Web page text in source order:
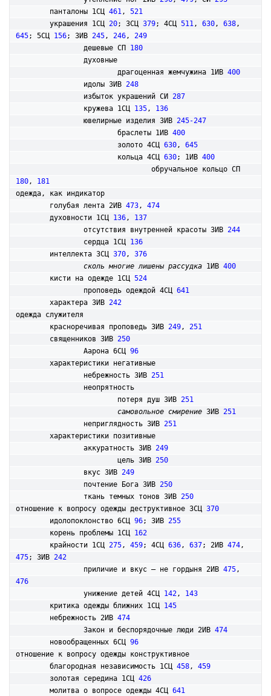
	панталоны 1СЦ
461, 521
	украшения 1СЦ
20; 3СЦ 379; 4СЦ 511, 630, 638
645; 5СЦ 156; 3ИВ 245, 246, 249
		дешевые СП
180
			драгоценная жемчужина 1ИВ
400
		идолы 3ИВ
248
		избыток украшений СИ
287
		кружева 1СЦ
135, 136
ювелирные изделия 3ИВ 245-247
			браслеты 1ИВ
400
			золото 4СЦ
630, 645
			кольца 4СЦ
630; 1ИВ 400
180, 181
одежда, как индикатор
	голубая лента 2ИВ
473, 474
	духовности 1СЦ
136, 137
		отсутствия внутренней красоты 3ИВ
244
		сердца 1СЦ
136
	интеллекта 3СЦ
370, 376
сколь многие лишены рассудка 1ИВ 400
	кисти на одежде 1СЦ
524
		проповедь одеждой 4СЦ
641
	характера 3ИВ
242
одежда служителя
	красноречивая проповедь 3ИВ
249, 251
	священников 3ИВ
250
		Аарона 6СЦ
96
		небрежность 3ИВ
251
			потеря душ 3ИВ
251
самовольное смирение 3ИВ 251
		неприглядность 3ИВ
251
		аккуратность 3ИВ
249
			цель 3ИВ
250
		вкус 3ИВ
249
		почтение Бога 3ИВ
250
		ткань темных тонов 3ИВ
250
отношение к вопросу одежды деструктивное 3СЦ 370
	идолопоклонство 6СЦ
96; 3ИВ 255
	корень проблемы 1СЦ
162
	крайности 1СЦ
275, 459; 4СЦ 636, 637; 2ИВ 474
475; 3ИВ 242
		приличие и вкус – не гордыня 2ИВ
475
476
		унижение детей 4СЦ
142, 143
	критика одежды ближних 1СЦ
145
	небрежность 2ИВ
474
		Закон и беспорядочные люди 2ИВ
474
	новообращенных 6СЦ
96
отношение к вопросу одежды конструктивное
	благородная независимость 1СЦ
458, 459
	золотая середина 1СЦ
426
	молитва о вопросе одежды 4СЦ
641